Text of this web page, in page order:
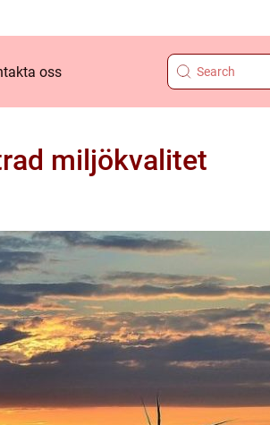
oss
miljökvalitet